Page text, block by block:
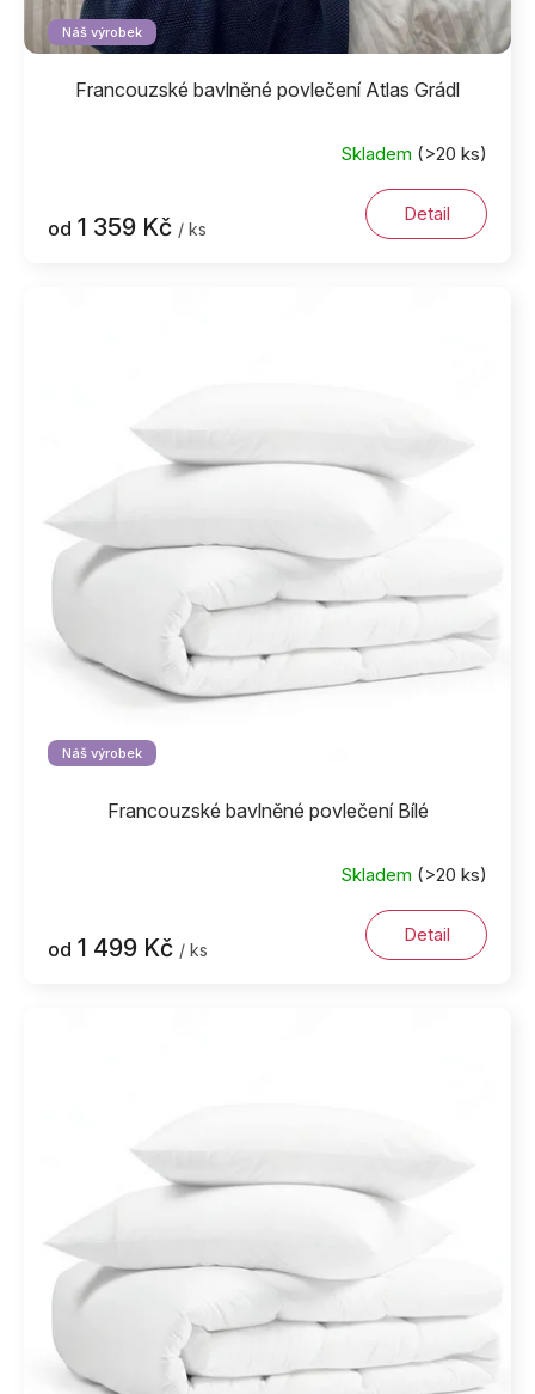
Náš výrobek
Francouzské bavlněné povlečení Atlas Grádl
Skladem (>20 ks)
od 1 359 Kč / ks
Detail
Náš výrobek
Francouzské bavlněné povlečení Bílé
Skladem (>20 ks)
od 1 499 Kč / ks
Detail